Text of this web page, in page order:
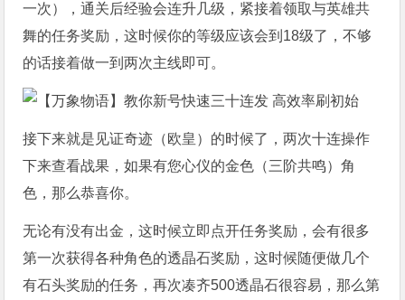
一次），通关后经验会连升几级，紧接着领取与英雄共
舞的任务奖励，这时候你的等级应该会到18级了，不够
的话接着做一到两次主线即可。
接下来就是见证奇迹（欧皇）的时候了，两次十连操作
下来查看战果，如果有您心仪的金色（三阶共鸣）角
色，那么恭喜你。
无论有没有出金，这时候立即点开任务奖励，会有很多
第一次获得各种角色的透晶石奖励，这时候随便做几个
有石头奖励的任务，再次凑齐500透晶石很容易，那么第